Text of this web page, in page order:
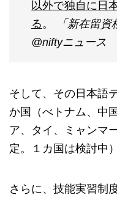
以外で独自に日
る 。
「新在留資
@niftyニュース
そして、その日本語
か国（べトナム、中
ア、タイ、ミャンマ
定。１カ国は検討中
さらに、技能実習制